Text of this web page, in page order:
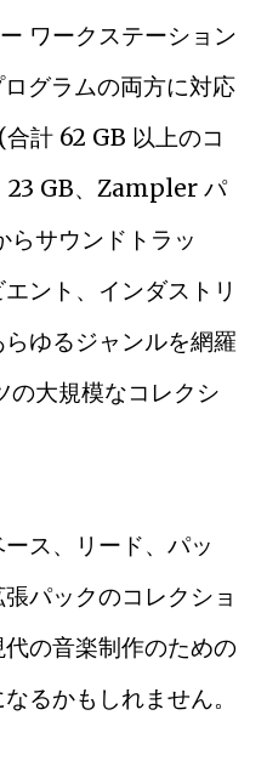
ワークステーション
グラムの両方に対応
計 62 GB 以上のコ
23 GB、Zampler パ
サウンドトラッ
ント、インダストリ
ゆるジャンルを網羅
の大規模なコレクシ
ス、リード、パッ
パックのコレクショ
の音楽制作のための
るかもしれません。